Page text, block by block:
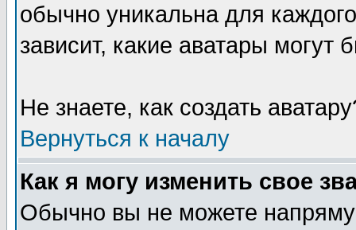
обычно уникальна для
зависит, какие аватары могут
Не знаете, как создать
Вернуться к началу
Как я могу изменить свое
Обычно вы не можете